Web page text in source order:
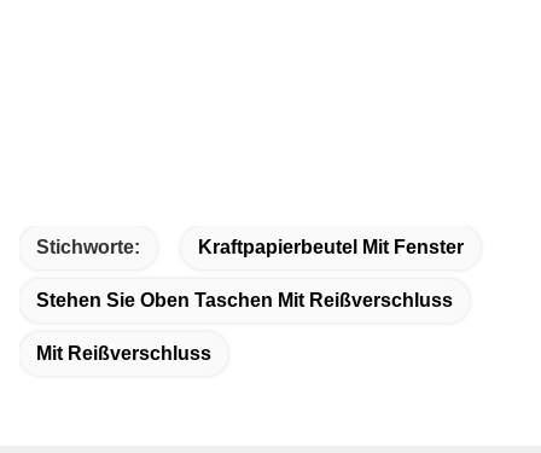
Stichworte: Kraftpapierbeutel Mit Fenster
Stehen Sie Oben Taschen Mit Reißverschluss
Mit Reißverschluss